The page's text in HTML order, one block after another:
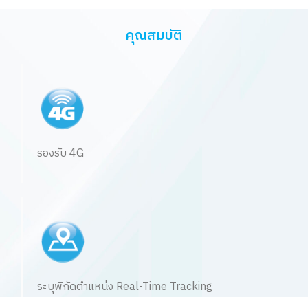
คุณสมบัติ
รองรับ 4G
ระบุพิกัดตำแหน่ง Real-Time Tracking